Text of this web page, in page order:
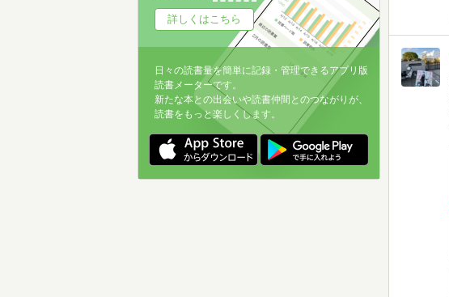
詳しくはこちら
日々の読書量を簡単に記録・管理できるアプリ版
読書メーターです。
新たな本との出会いや読書仲間とのつながりが、
読書をもっと楽しくします。